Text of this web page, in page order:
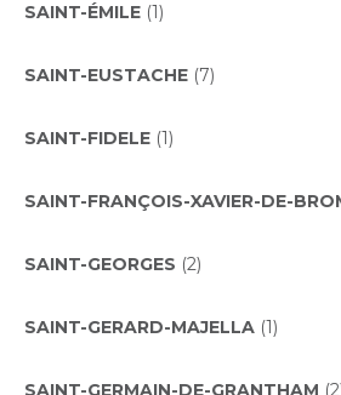
SAINT-ÉMILE (1)
SAINT-EUSTACHE (7)
SAINT-FIDELE (1)
SAINT-FRANÇOIS-XAVIER-DE-
SAINT-GEORGES (2)
SAINT-GERARD-MAJELLA (1)
SAINT-GERMAIN-DE-GRANTHAM